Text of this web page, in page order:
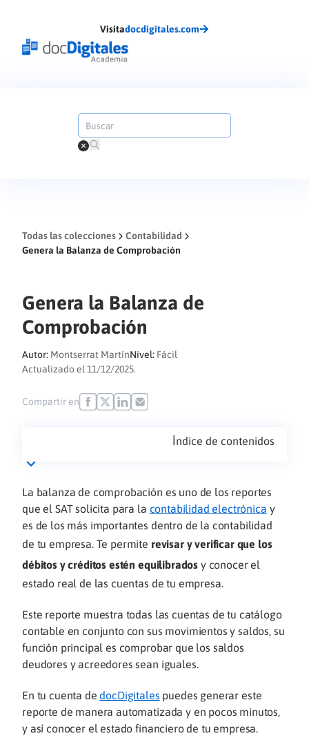
Visitadocdigitales.com
Todas las colecciones
Contabilidad
Genera la Balanza de Comprobación
Genera la Balanza de
Comprobación
Autor: Montserrat MartínNivel: Fácil
Actualizado el 11/12/2025.
Compartir en
Índice de contenidos
La balanza de comprobación es uno de los reportes
que el SAT solicita para la contabilidad electrónica y
es de los más importantes dentro de la contabilidad
de tu empresa. Te permite revisar y verificar que los
débitos y créditos estén equilibrados y conocer el
estado real de las cuentas de tu empresa.
Este reporte muestra todas las cuentas de tu catálogo
contable en conjunto con sus movimientos y saldos, su
función principal es comprobar que los saldos
deudores y acreedores sean iguales.
En tu cuenta dedocDigitales puedes generar este
reporte de manera automatizada y en pocos minutos,
y así conocer el estado financiero de tu empresa.